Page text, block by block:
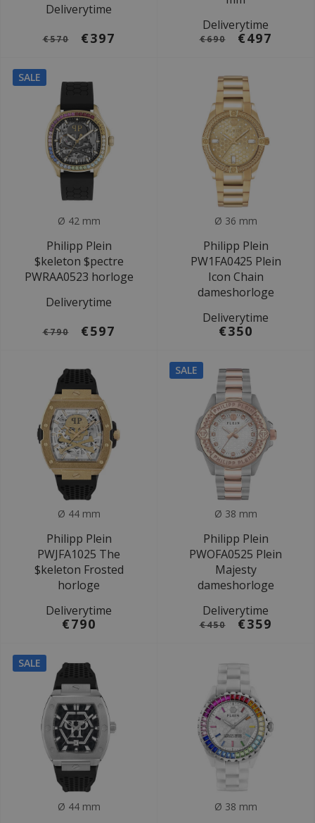
Deliverytime
€570 €397
Deliverytime
€690 €497
SALE
Ø 42 mm
Philipp Plein
$keleton $pectre
PWRAA0523 horloge
Deliverytime
€790 €597
Ø 36 mm
Philipp Plein
PW1FA0425 Plein
Icon Chain
dameshorloge
Deliverytime
€350
Ø 44 mm
Philipp Plein
PWJFA1025 The
$keleton Frosted
horloge
Deliverytime
€790
SALE
Ø 38 mm
Philipp Plein
PWOFA0525 Plein
Majesty
dameshorloge
Deliverytime
€450 €359
SALE
Ø 44 mm Ø 38 mm